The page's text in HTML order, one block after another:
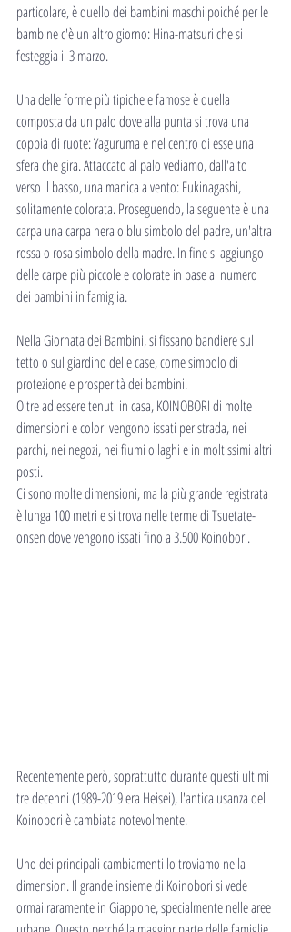
particolare, è quello dei bambini maschi poiché per le
bambine c'è un altro giorno: Hina-matsuri che si
festeggia il 3 marzo.
Una delle forme più tipiche e famose è quella
composta da un palo dove alla punta si trova una
coppia di ruote: Yaguruma e nel centro di esse una
sfera che gira. Attaccato al palo vediamo, dall'alto
verso il basso, una manica a vento: Fukinagashi,
solitamente colorata. Proseguendo, la seguente è una
carpa una carpa nera o blu simbolo del padre, un'altra
rossa o rosa simbolo della madre. In fine si aggiungo
delle carpe più piccole e colorate in base al numero
dei bambini in famiglia.
Nella Giornata dei Bambini, si fissano bandiere sul
tetto o sul giardino delle case, come simbolo di
protezione e prosperità dei bambini.
Oltre ad essere tenuti in casa, KOINOBORI di molte
dimensioni e colori vengono issati per strada, nei
parchi, nei negozi, nei fiumi o laghi e in moltissimi altri
posti.
Ci sono molte dimensioni, ma la più grande registrata
è lunga 100 metri e si trova nelle terme di Tsuetate-
onsen dove vengono issati fino a 3.500 Koinobori.
Recentemente però, soprattutto durante questi ultimi
tre decenni (1989-2019 era Heisei), l'antica usanza del
Koinobori è cambiata notevolmente.
Uno dei principali cambiamenti lo troviamo nella
dimension. Il grande insieme di Koinobori si vede
ormai raramente in Giappone, specialmente nelle aree